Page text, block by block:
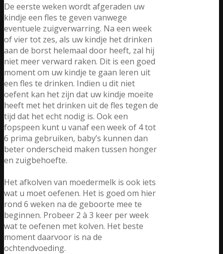
De eerste weken wordt afgeraden uw
kindje een fles te geven vanwege
eventuele zuigverwarring. Na een week
of vier tot zes, als uw kindje het drinken
aan de borst helemaal door heeft, zal hij
niet meer verward raken. Dit is een goed
moment om uw kindje te gaan leren uit
een fles te drinken. Indien u dit niet
oefent kan het zijn dat uw kindje moeite
heeft met het drinken uit de fles tegen de
tijd dat het echt nodig is. Ook een
fopspeen kunt u vanaf een week of 4 tot
6 prima gebruiken, baby’s kunnen dan
beter onderscheid maken tussen honger
en zuigbehoefte.
Het afkolven van moedermelk is ook iets
wat u moet oefenen. Het is goed om hier
rond 6 weken na de geboorte mee te
beginnen. Probeer 2 à 3 keer per week
wat te oefenen met kolven. Het beste
moment daarvoor is na de
ochtendvoeding.